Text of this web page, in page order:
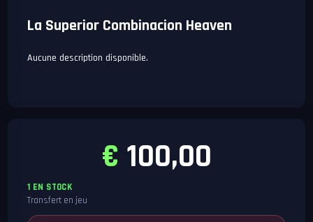
La Superior Combinacion Heaven
Aucune description disponible.
€ 100,00
1 EN STOCK
Transfert en jeu